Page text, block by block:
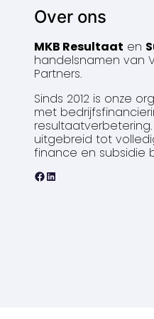
Over ons
MKB Resultaat en
handelsnamen van
Partners.
Sinds 2012 is onze
met
uitgebreid tot
finance en subsidie
Facebook LinkedIn